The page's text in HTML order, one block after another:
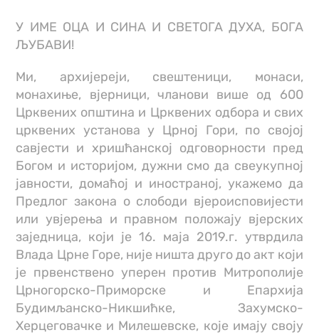
У ИМЕ ОЦА И СИНА И СВЕТОГА ДУХА, БОГА
ЉУБАВИ!
Ми, архијереји, свештеници, монаси,
монахиње, вјерници, чланови више од 600
Црквених општина и Црквених одбора и свих
црквених установа у Црној Гори, по својој
савјести и хришћанској одговорности пред
Богом и историјом, дужни смо да свеукупној
јавности, домаћој и иностраној, укажемо да
Предлог закона о слободи вјероисповијести
или увјерења и правном положају вјерских
заједница, који је 16. маја 2019.г. утврдила
Влада Црне Горе, није ништа друго до акт који
је првенствено уперен против Митрополије
Црногорско-Приморске и Епархија
Будимљанско-Никшићке, Захумско-
Херцеговачке и Милешевске, које имају своју